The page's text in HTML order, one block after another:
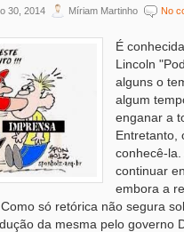
30, 2014 Míriam Martinho No
É
Lincoln
alguns o
algum
enganar a
Entretanto,
conhecê-
continuar
embora a
só retórica não segura
da mesma pelo governo